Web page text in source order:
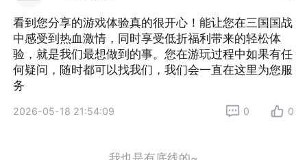
看到您分享的游戏体验真的很开心！能让您在三国国战
中感受到热血激情，同时享受低折福利带来的轻松体
验，就是我们最想做到的事。您在游玩过程中如果有任
何疑问，随时都可以找我们，我们会一直在这里为您服
务
2026-05-18 21:54:09 0 0